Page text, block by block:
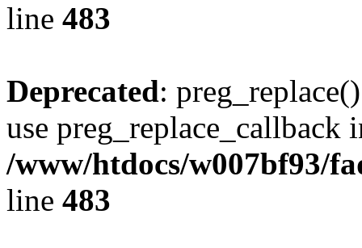
line 483
Deprecated:
use preg_replace_callback
/www/htdocs/w007bf93/
line 483